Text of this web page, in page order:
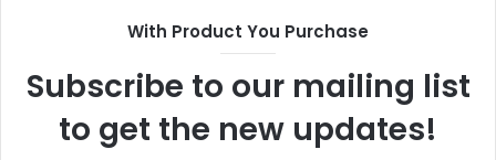
With Product You Purchase
Subscribe to our mailing list
to get the new updates!